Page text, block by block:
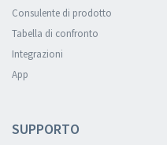
Consulente di prodotto
Tabella di confronto
Integrazioni
App
SUPPORTO